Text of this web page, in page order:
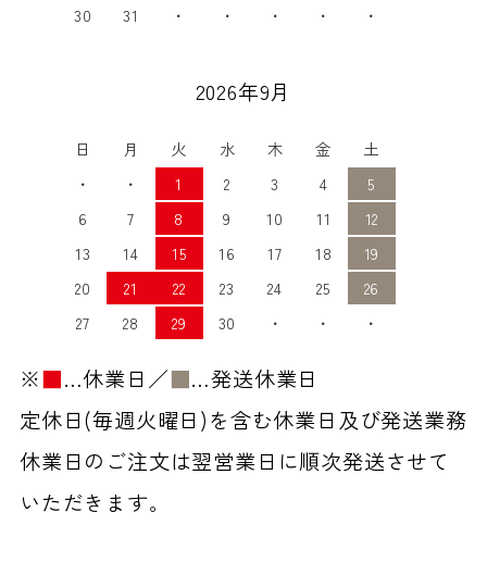
30
31 ・ ・ ・ ・ ・
2026年9月
日 月 火 水 木 金
土
・
・ 1 2 3 4
5
6
7 8 9 10 11
12
13
14 15 16 17 18
19
20
21 22 23 24 25
26
27
28 29 30 ・ ・ ・
※■…休業日／■…発送休業日
定休日(毎週火曜日)を含む休業日及び発送業務
休業日のご注文は翌営業日に順次発送させて
いただきます。